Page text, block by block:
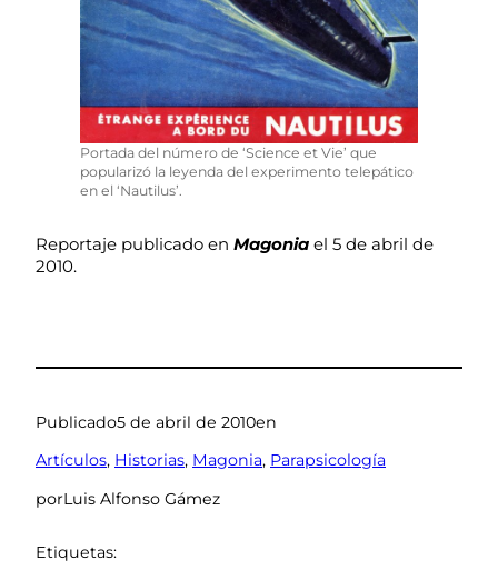
Portada del número de ‘Science et Vie’ que
popularizó la leyenda del experimento telepático
en el ‘Nautilus’.
Reportaje publicado en Magonia el 5 de abril de
2010.
Publicado5 de abril de 2010en
Artículos, Historias, Magonia, Parapsicología
porLuis Alfonso Gámez
Etiquetas: